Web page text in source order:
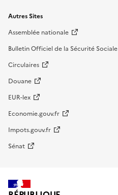
Autres Sites
Assemblée nationale
Bulletin Officiel de la Sécurité Sociale
Circulaires
Douane
EUR-lex
Economie.gouv.fr
Impots.gouv.fr
Sénat